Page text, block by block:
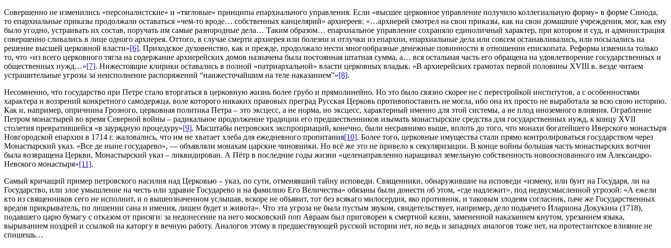
Совершенно не изменились «персоналистские» и «тягловые» принципы епархиального управления. Если «высшее церковное управление получило коллегиальную форму» в форме Синода,
то епархиальные приказы продолжали оставаться «чем-то вроде… собственных канцелярий» архиереев: «…архиерей смотрел на свои приказы, как на свои домашние учреждения, мог, как ему
было угодно, устраивать их состав, поручать им самые разнородные дела… Таким образом… епархиальное управление сохраняло единоличный характер, при котором и суд, и администрация
совершенно сливались в лице одного архиерея. Оттого, в случае смерти архиерея или болезни и отлучки из епархии, епархиальные дела или совсем останавливались, или посылались на
решение высшей церковной власти»[6]. Приходское духовенство, как и прежде, продолжало нести многообразные денежные повинности в отношении епископата. Реформа изменила только
то, что «из всего церковного тягла на содержание архиерейских домов назначена была постоянная штатная сумма, а… вся остальная часть его обращена на удовлетворение государственных и
общественных нужд…»[7]. Нижестоящие клирики оставались в полной «патриархальной» власти церковных владык. «В архиерейских грамотах первой половины XVIII в. везде читаем
устрашительные угрозы за неисполнение распоряжений “наижесточайшим на теле наказанием”»[8].
Несомненно, что государство при Петре стало вторгаться в церковную жизнь более грубо и прямолинейно. Но это было связно скорее не с перестройкой институтов, а с особенностями
характера и воззрений конкретного самодержца, воле которого никаких правовых преград Русская Церковь противопоставить не могла, ибо она их просто не выработала за всю свою историю.
Как и, например, опричнина Грозного, церковная политика Петра – это эксцесс, а не норма, но эксцесс, характерный именно для этой системы, а не плод иноземного влияния. Ограбление
Петром монастырей во время Северной войны – радикальное продолжение традиции его предшественников изымать монастырские средства для государственных нужд, к концу XVII
столетия превратившейся «в заурядную процедуру»[9]. Масштабы петровских экспроприаций, конечно, были несравнимо выше, вплоть до того, что монахи богатейшего Иверского монастыря
Новгородской епархии в 1714 г. жаловались, что им не хватает хлеба для ежедневного пропитания[10]. Более того, церковные имущества стали прямо контролироваться государством через
Монастырский указ. «Все де ныне государево», — объявляли монахам царские чиновники. Но всё же это не привело к секуляризации. В конце войны большая часть монастырских вотчин
была возвращена Церкви, Монастырский указ – ликвидирован. А Пётр в последние годы жизни «целенаправленно наращивал земельную собственность новооснованного им Александро-
Невского монастыря»[11].
Самый кричащий пример петровского насилия над Церковью – указ, по сути, отменявший тайну исповеди. Священники, обнаружившие на исповеди «измену, или бунт на Государя, ли на
Государство, или злое умышление на честь или здравие Государево и на фамилию Его Величества» обязаны были донести об этом, «где надлежит», под недвусмысленной угрозой: «А ежели
кто из священников сего не исполнит, и о вышеозначенном услышав, вскоре не объявит, тот без всякаго милосердия, яко противник, и таковым злодеям согласник, паче же Государственных
вредов прикрыватель, по лишении сана и имения, лишен будет и живота». Что эта угроза не была пустым звуком, свидетельствует, например, дело подьячего Илариона Докукина (1718),
подавшего царю бумагу с отказом от присяги: за недонесение на него московский поп Авраам был приговорен к смертной казни, замененной наказанием кнутом, урезанием языка,
вырыванием ноздрей и ссылкой на каторгу в вечную работу. Аналогов этому в предшествующей русской истории нет, но ведь и западных аналогов тоже нет, на протестантское влияние не
спишешь…